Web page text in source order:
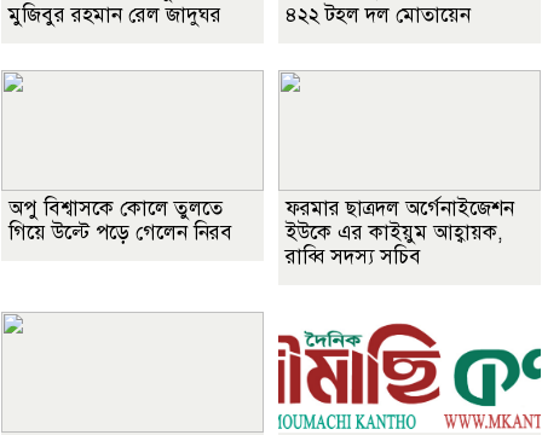
মুজিবুর রহমান রেল জাদুঘর
৪২২ টহল দল মোতায়েন
অপু বিশ্বাসকে কোলে তুলতে
গিয়ে উল্টে পড়ে গেলেন নিরব
ফরমার ছাত্রদল অর্গেনাইজেশন
ইউকে এর কাইয়ুম আহ্বায়ক,
রাব্বি সদস্য সচিব